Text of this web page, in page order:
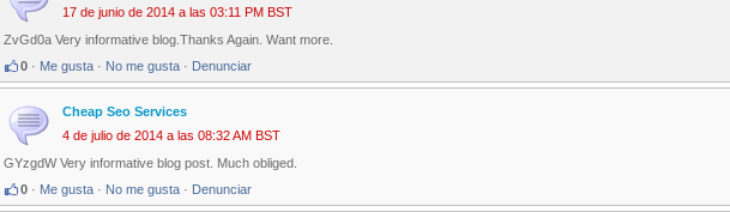
17 de junio de 2014 a las 03:11 PM BST
ZvGd0a Very informative blog.Thanks Again. Want more.
0 · Me gusta · No me gusta · Denunciar
Cheap Seo Services
4 de julio de 2014 a las 08:32 AM BST
GYzgdW Very informative blog post. Much obliged.
0 · Me gusta · No me gusta · Denunciar